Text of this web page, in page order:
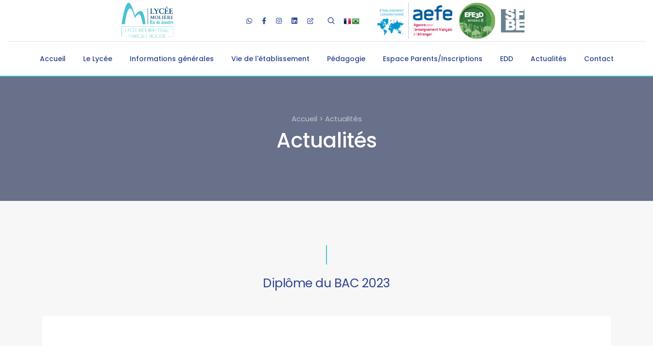
Accueil Le Lycée Informations générales Vie de l'établissement Pédagogie Espace Parents/Inscriptions EDD Actualités Contact
Accueil > Actualités
Actualités
Diplôme du BAC 2023